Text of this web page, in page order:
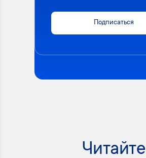
Подписаться
Читайте